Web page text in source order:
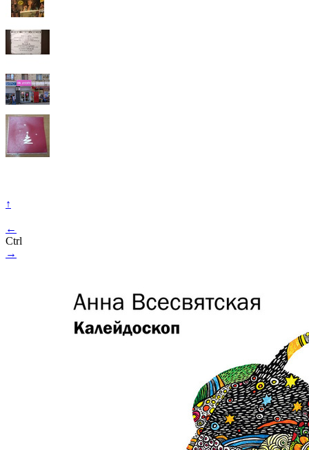
↑
←
Ctrl
→